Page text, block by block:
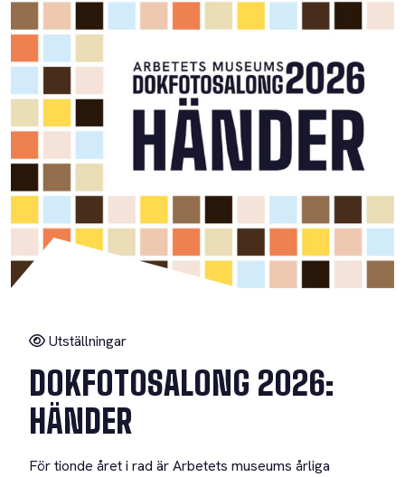
Utställningar
DOKFOTOSALONG 2026:
HÄNDER
För tionde året i rad är Arbetets museums årliga